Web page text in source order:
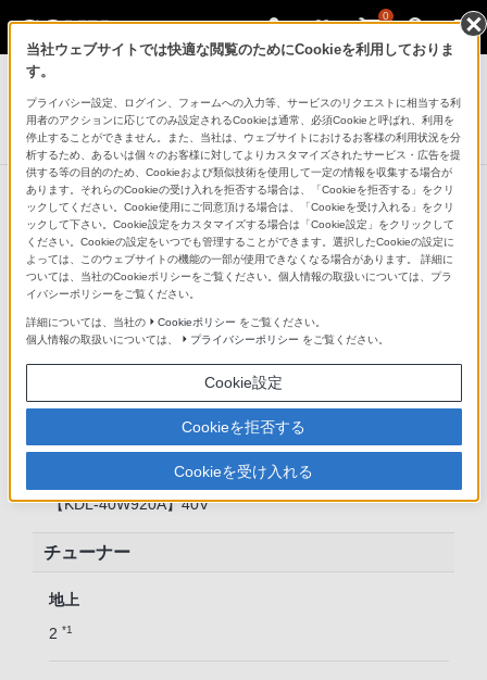
0
テレビ ブラビア
フルハイビジョン液晶テレビ
W920Aシリーズ
他の商品と比較する
●：対応 -：該当なし
仕様表
【KDL-46W920A】46V
【KDL-40W920A】40V
チューナー
地上
2 *1
当社ウェブサイトでは快適な閲覧のためにCookieを利用しておりま
す。
プライバシー設定、ログイン、フォームへの入力等、サービスのリクエストに相当する利
用者のアクションに応じてのみ設定されるCookieは通常、必須Cookieと呼ばれ、利用を
停止することができません。また、当社は、ウェブサイトにおけるお客様の利用状況を分
析するため、あるいは個々のお客様に対してよりカスタマイズされたサービス・広告を提
供する等の目的のため、Cookieおよび類似技術を使用して一定の情報を収集する場合が
あります。それらのCookieの受け入れを拒否する場合は、「Cookieを拒否する」をクリ
ックしてください。Cookie使用にご同意頂ける場合は、「Cookieを受け入れる」をクリ
ックして下さい。Cookie設定をカスタマイズする場合は「Cookie設定」をクリックして
ください。Cookieの設定をいつでも管理することができます。選択したCookieの設定に
よっては、このウェブサイトの機能の一部が使用できなくなる場合があります。 詳細に
ついては、当社のCookieポリシーをご覧ください。個人情報の取扱いについては、プラ
イバシーポリシーをご覧ください。
詳細については、当社の Cookieポリシー をご覧ください。
個人情報の取扱いについては、
プライバシーポリシー をご覧ください。
Cookie設定
Cookieを拒否する
Cookieを受け入れる